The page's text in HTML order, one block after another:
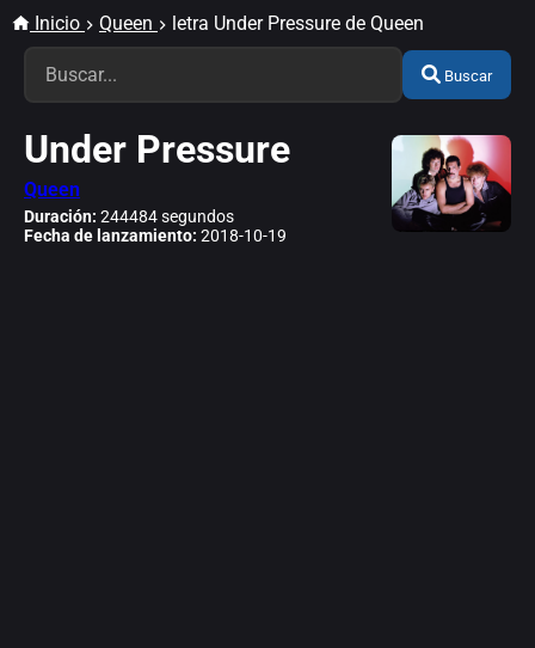
Inicio Queen letra Under Pressure de Queen
Buscar
Under Pressure
Queen
Duración: 244484 segundos
Fecha de lanzamiento: 2018-10-19